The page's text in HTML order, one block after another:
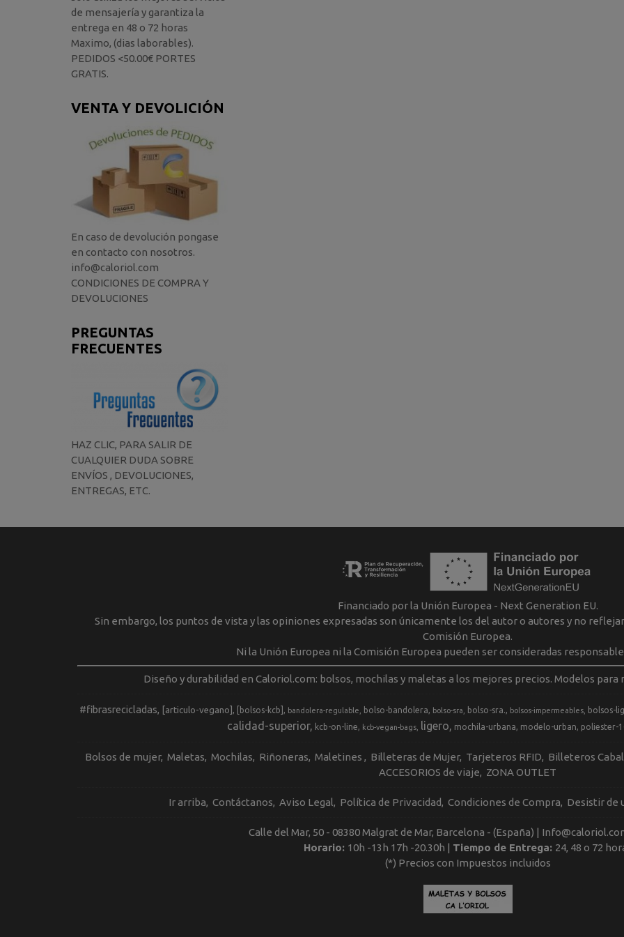
de mensajería y garantiza la
entrega en 48 o 72 horas
Maximo, (dias laborables).
PEDIDOS <50.00€ PORTES
GRATIS.
VENTA Y DEVOLICIÓN
En caso de devolución pongase
en contacto con nosotros.
info@caloriol.com
CONDICIONES DE COMPRA Y
DEVOLUCIONES
PREGUNTAS
FRECUENTES
HAZ CLIC, PARA SALIR DE
CUALQUIER DUDA SOBRE
ENVÍOS , DEVOLUCIONES,
ENTREGAS, ETC.
Financiado por la Unión Europea - Next Generation EU.
Sin embargo, los puntos de vista y las opiniones expresadas son únicamente los del autor o autores y no
Comisión Europea.
Ni la Unión Europea ni la Comisión Europea pueden ser consideradas
Diseño y durabilidad en Caloriol.com: bolsos, mochilas y maletas a los mejores precios. Modelos para
#fibrasrecicladas [articulo-vegano] [bolsos-kcb] bandolera-regulable bolso-bandolera bolso-sra bolso-sra. bolsos-impermeables bolsos-
calidad-superior
kcb-on-line kcb-vegan-bags ligero mochila-urbana modelo-urban poliester-
Bolsos de mujer Maletas Mochilas Riñoneras Maletines Billeteras de Mujer Tarjeteros RFID Billeteros
ACCESORIOS de viaje ZONA OUTLET
Ir arriba Contáctanos Aviso Legal Política de Privacidad Condiciones de Compra Desistir de
Calle del Mar, 50 - 08380 Malgrat de Mar, Barcelona - (España) |
Horario: 10h -13h 17h -20.30h | Tiempo de Entrega: 24, 48 o 72
(*) Precios con Impuestos incluidos